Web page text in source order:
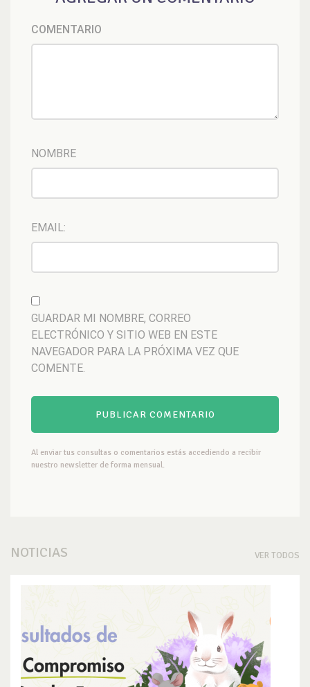
COMENTARIO
NOMBRE
EMAIL:
GUARDAR MI NOMBRE, CORREO
ELECTRÓNICO Y SITIO WEB EN ESTE
NAVEGADOR PARA LA PRÓXIMA VEZ QUE
COMENTE.
Al enviar tus consultas o comentarios estás accediendo a recibir
nuestro newsletter de forma mensual.
NOTICIAS VER TODOS